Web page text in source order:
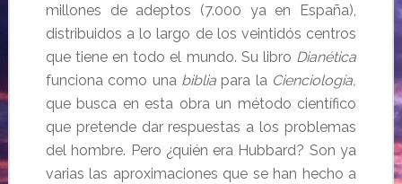
millones de adeptos (7.000 ya en España),
distribuidos a lo largo de los veintidós centros
que tiene en todo el mundo. Su libro Dianética
funciona como una biblia para la Cienciología,
que busca en esta obra un método científico
que pretende dar respuestas a los problemas
del hombre. Pero ¿quién era Hubbard? Son ya
varias las aproximaciones que se han hecho a